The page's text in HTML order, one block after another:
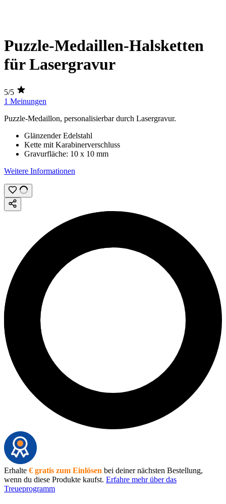
Puzzle-Medaillen-Halsketten
für Lasergravur
5/5
1 Meinungen
Puzzle-Medaillon, personalisierbar durch Lasergravur.
Glänzender Edelstahl
Kette mit Karabinerverschluss
Gravurfläche: 10 x 10 mm
Weitere Informationen
Erhalte € gratis zum Einlösen bei deiner nächsten Bestellung,
wenn du diese Produkte kaufst. Erfahre mehr über das
Treueprogramm